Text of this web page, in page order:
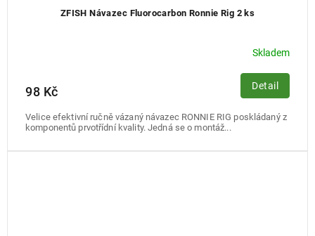
ZFISH Návazec Fluorocarbon Ronnie Rig 2 ks
Skladem
98 Kč Detail
Velice efektivní ručně vázaný návazec RONNIE RIG poskládaný z
komponentů prvotřídní kvality. Jedná se o montáž...